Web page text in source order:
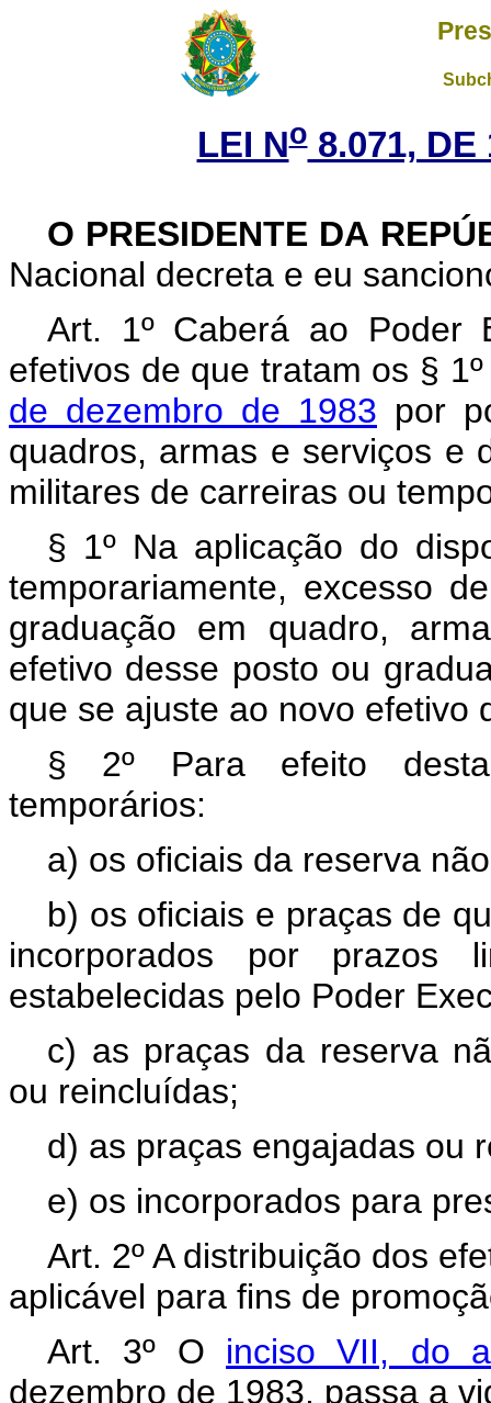
LEI No8.071, DE
O PRESIDENTE DA
Nacional decreta e eu
Art. 1º Caberá ao Poder
efetivos de que tratam os §
de dezembro de 1983 por
quadros, armas e serviços e
militares de carreiras ou
§ 1º Na aplicação do
temporariamente, excesso
graduação em quadro,
efetivo desse posto ou
que se ajuste ao novo efetivo
§ 2º Para efeito
temporários:
a) os oficiais da reserva
b) os oficiais e praças de
incorporados por prazos
estabelecidas pelo Poder
c) as praças da reserva
ou reincluídas;
d) as praças engajadas ou
e) os incorporados para
Art. 2º A distribuição dos
aplicável para fins de
Art. 3º O inciso VII, do
dezembro de 1983, passa a